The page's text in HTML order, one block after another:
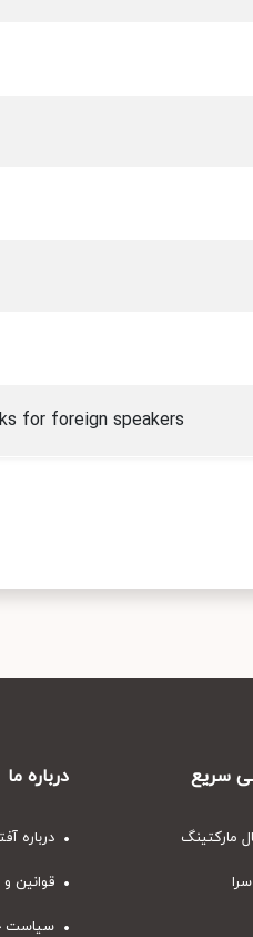
for foreign speakers
سریع
مارکتینگ
درباره ما
درباره
قوانین
سیاست